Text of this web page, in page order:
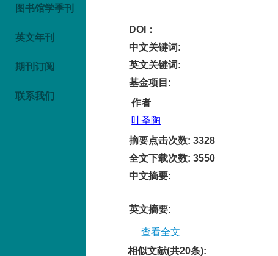
图书馆学季刊
英文年刊
期刊订阅
联系我们
DOI：
中文关键词:
英文关键词:
基金项目 :
作者
叶圣陶
摘要点击次数: 3328
全文下载次数: 3550
中文摘要:
英文摘要:
查看全文
相似文献(共20条):